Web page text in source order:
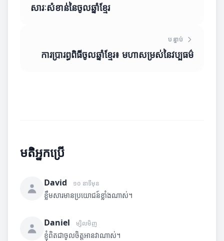
សារៈសំខាន់នៃចូលឆ្នាំខ្មែរ
បន្ទាប់
ការប្រារព្ធពិធីចូលឆ្នាំខ្មែរ៖ មហាសម្រស់នៃវប្បធម៌
មតិអ្នកប្រើ
David ១០ នាទីមុន
ខ្លឹមសារមានប្រយោជន៍ខ្លាំងណាស់។
Daniel ម្សិលមិញ
ខ្ញុំពិតជាចូលចិត្តអានវាណាស់។